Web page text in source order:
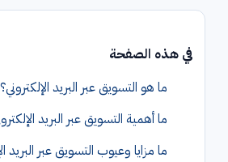
في هذه الصفحة
ما هو التسويق عبر البريد الإلكتروني؟
ما أهمية التسويق عبر البريد
ما مزايا وعيوب التسويق عبر البريد